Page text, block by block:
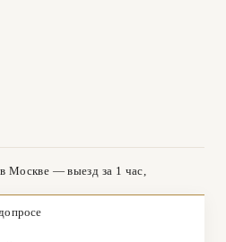
Москве — выезд за 1 час,